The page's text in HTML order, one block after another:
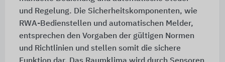
und Regelung. Die Sicherheitskomponenten, wie
RWA-Bedienstellen und automatischen Melder,
entsprechen den Vorgaben der gültigen Normen
und Richtlinien und stellen somit die sichere